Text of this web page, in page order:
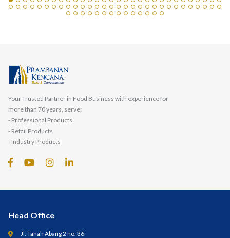
Your Trusted Partner in Food Business with experience for
more than 70 years, serve:
- Professional Products
- Retail Products
- Industry Products
Head Office
Jl. Tanah Abang 2 no. 36